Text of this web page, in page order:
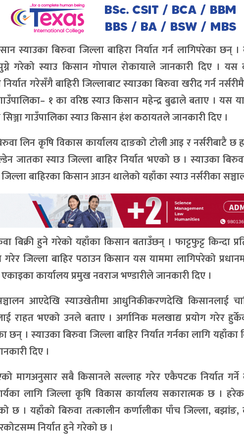
स्याउका बिरुवा जिल्ला बाहिरा निर्यात गर्न लागिपरेका छन्
गरेको स्याउ किसान गोपाल रोकायाले जानकारी दिए ।
गरेसँगै बाहिरी जिल्लाबाट स्याउका बिरुवा खरीद गर्न
१ का वरिष्ठ स्याउ किसान महेन्द्र बुढाले बताए । यस
गाउँपालिका स्याउ किसान हंश कठायतले जानकारी दिए ।
लिन कृषि विकास कार्यालय दाङको टोली आइ र नर्सरीबाटै छ
जातका स्याउ जिल्ला बाहिर निर्यात भएको छ । स्याउका
जिल्ला बाहिरका किसान आउन थालेको यहाँका स्याउ नर्सरीका
बिक्री हुने गरेको यहाँका किसान बताउँछन् । फाट्टफुट्ट किन्दा
गरेर जिल्ला बाहिर पठाउन किसान यस याममा लागिपरेको
कार्यालय प्रमुख नवराज भण्डारीले जानकारी दिए ।
आएदेखि स्याउखेतीमा आधुनिकीकरणदेखि किसानलाई
राहत भएको उनले बताए । अर्गानिक मलखाद्य प्रयोग गरेर
छन् । स्याउका बिरुवा जिल्ला बाहिर निर्यात गर्नका लागि
दिए ।
मागअनुसार सबै किसानले सल्लाह गरेर एकैपटक निर्यात
लागि जिल्ला कृषि विकास कार्यालय सकारात्मक छ ।
छ । यहाँको बिरुवा तत्कालीन कर्णालीका पाँच जिल्ला,
निर्यात हुने गरेको छ ।